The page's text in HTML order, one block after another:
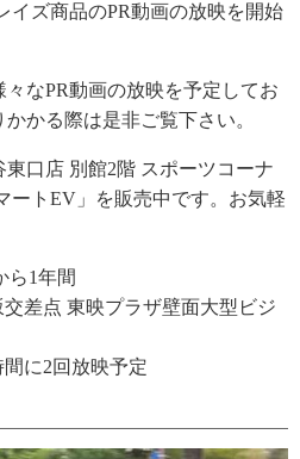
イズ商品のPR動画の放映を開始
なPR動画の放映を予定してお
かる際は是非ご覧下さい。
口店 別館2階 スポーツコーナ
ートEV」を販売中です。お気軽
ら1年間
差点 東映プラザ壁面大型ビジ
に2回放映予定